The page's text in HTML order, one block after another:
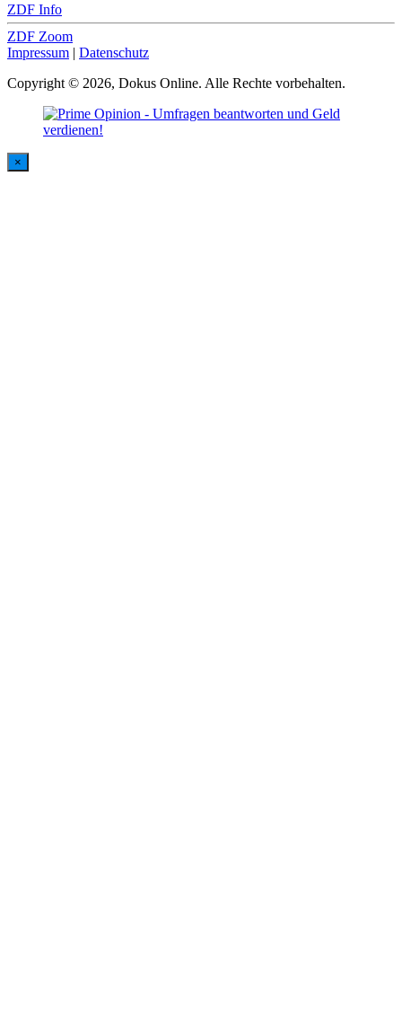
ZDF Info
ZDF Zoom
Impressum | Datenschutz
Copyright © 2026, Dokus Online. Alle Rechte vorbehalten.
×